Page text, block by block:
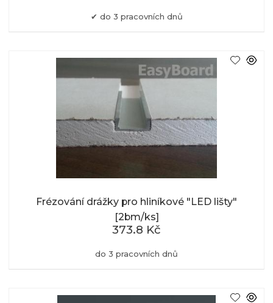
do 3 pracovních dnů
Frézování drážky pro hliníkové "LED lišty"
[2bm/ks]
do 3 pracovních dnů
373.8 Kč